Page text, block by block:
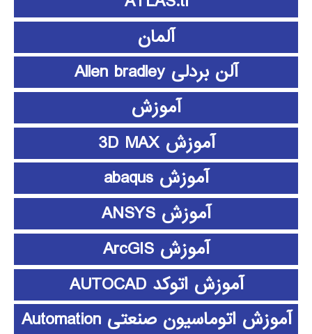
آلمان
آلن بردلی Allen bradley
آموزش
آموزش 3D MAX
آموزش abaqus
آموزش ANSYS
آموزش ArcGIS
آموزش اتوکد AUTOCAD
آموزش اتوماسیون صنعتی Automation